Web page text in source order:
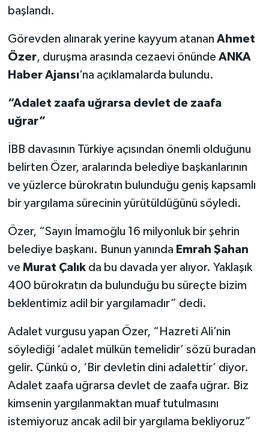
başlandı.
Görevden alınarak yerine kayyum atanan Ahmet
Özer, duruşma arasında cezaevi önünde ANKA
Haber Ajansı’na açıklamalarda bulundu.
“Adalet zaafa uğrarsa devlet de zaafa
uğrar”
İBB davasının Türkiye açısından önemli olduğunu
belirten Özer, aralarında belediye başkanlarının
ve yüzlerce bürokratın bulunduğu geniş kapsamlı
bir yargılama sürecinin yürütüldüğünü söyledi.
Özer, “Sayın İmamoğlu 16 milyonluk bir şehrin
belediye başkanı. Bunun yanında Emrah Şahan
ve Murat Çalıkda bu davada yer alıyor. Yaklaşık
400 bürokratın da bulunduğu bu süreçte bizim
beklentimiz adil bir yargılamadır” dedi.
Adalet vurgusu yapan Özer, “Hazreti Ali’nin
söylediği ‘adalet mülkün temelidir’ sözü buradan
gelir. Çünkü o, ‘Bir devletin dini adalettir’ diyor.
Adalet zaafa uğrarsa devlet de zaafa uğrar. Biz
kimsenin yargılanmaktan muaf tutulmasını
istemiyoruz ancak adil bir yargılama bekliyoruz”